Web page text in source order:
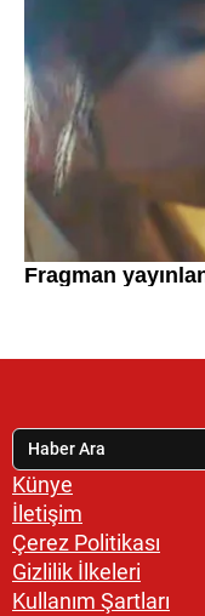
Künye
İletişim
Çerez Politikası
Gizlilik İlkeleri
Kullanım Şartları